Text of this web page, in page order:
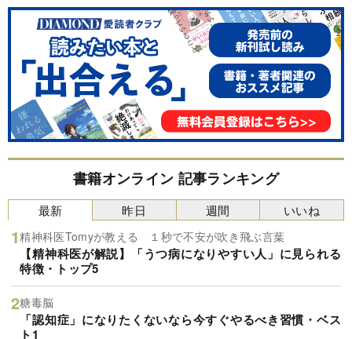
書籍オンライン 記事ランキング
最新
精神科医Tomyが教える １秒で不安が吹き飛ぶ言葉
【精神科医が解説】「うつ病になりやすい人」に見られる
特徴・トップ5
糖毒脳
「認知症」になりたくないなら今すぐやるべき習慣・ベス
ト1
昨日 週間 いいね